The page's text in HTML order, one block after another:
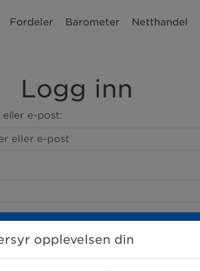
Fordeler Barometer Netthandel
Logg inn
eller e-post:
opplevelsen din